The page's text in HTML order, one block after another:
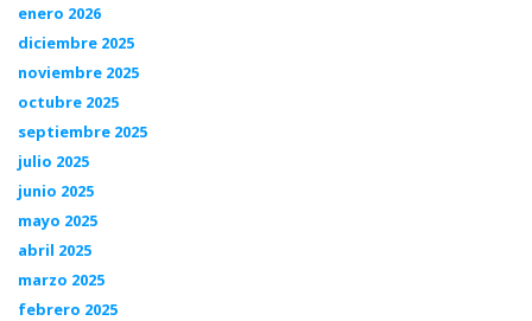
enero 2026
diciembre 2025
noviembre 2025
octubre 2025
septiembre 2025
julio 2025
junio 2025
mayo 2025
abril 2025
marzo 2025
febrero 2025